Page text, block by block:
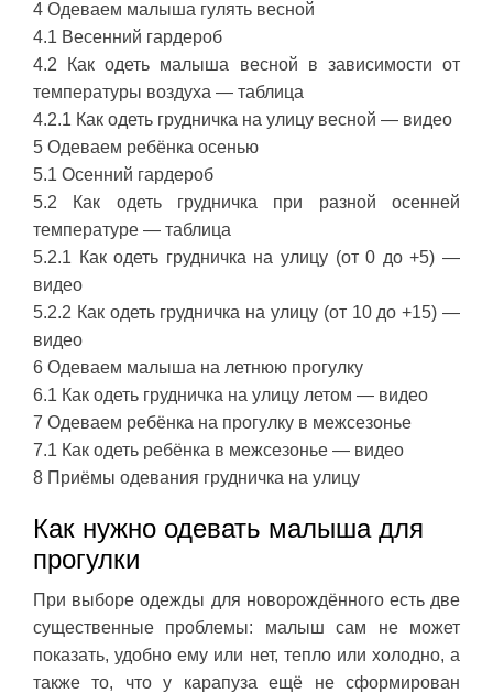
4 Одеваем малыша гулять весной
4.1 Весенний гардероб
4.2 Как одеть малыша весной в зависимости от
температуры воздуха — таблица
4.2.1 Как одеть грудничка на улицу весной — видео
5 Одеваем ребёнка осенью
5.1 Осенний гардероб
5.2 Как одеть грудничка при разной осенней
температуре — таблица
5.2.1 Как одеть грудничка на улицу (от 0 до +5) —
видео
5.2.2 Как одеть грудничка на улицу (от 10 до +15) —
видео
6 Одеваем малыша на летнюю прогулку
6.1 Как одеть грудничка на улицу летом — видео
7 Одеваем ребёнка на прогулку в межсезонье
7.1 Как одеть ребёнка в межсезонье — видео
8 Приёмы одевания грудничка на улицу
Как нужно одевать малыша для
прогулки
При выборе одежды для новорождённого есть две
существенные проблемы: малыш сам не может
показать, удобно ему или нет, тепло или холодно, а
также то, что у карапуза ещё не сформирован